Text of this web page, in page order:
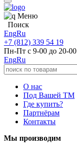
Меню
Поиск
EngRu
+7 (812) 339 54 19
Пн-Пт с 9-00 до 20-00
EngRu
О нас
Под Вашей ТМ
Где купить?
Партнёрам
Контакты
Мы производим